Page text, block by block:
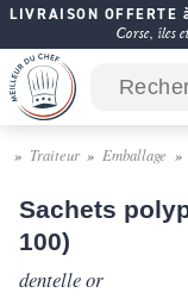
LIVRAISON
Corse, îles
Traiteur Emballage
Sachets
100)
dentelle or